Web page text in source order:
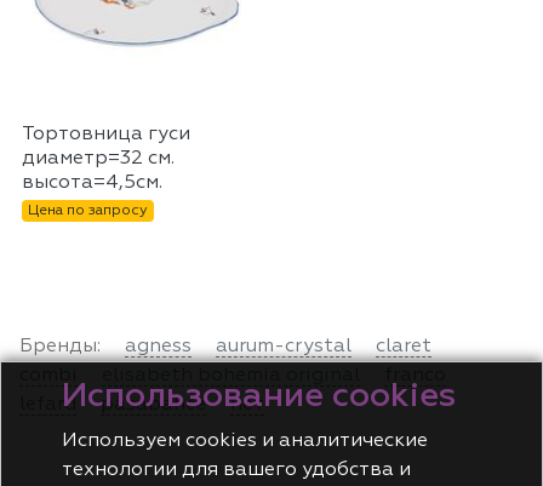
Тортовница гуси
диаметр=32 см.
высота=4,5см.
Цена по запросу
Бренды: agness aurum-crystal
claret
lefard
pasabahce нет
Использование cookies
Используем cookies и аналитические
технологии для вашего удобства и